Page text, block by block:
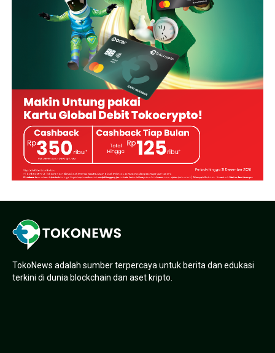
TokoNews adalah sumber terpercaya untuk berita dan edukasi
terkini di dunia blockchain dan aset kripto.